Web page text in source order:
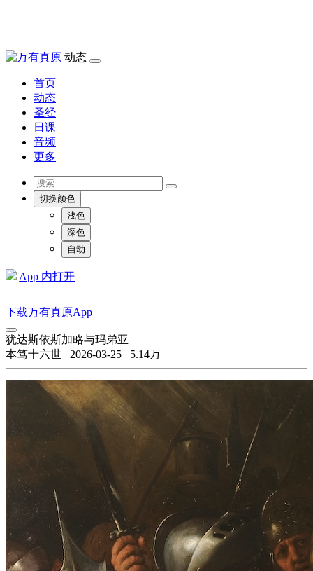
动态
首页
动态
圣经
日课
音频
更多
切换颜色
浅色
深色
自动
App 内打开
下载万有真原App
犹达斯依斯加略与玛弟亚
本笃十六世 2026-03-25 5.14万